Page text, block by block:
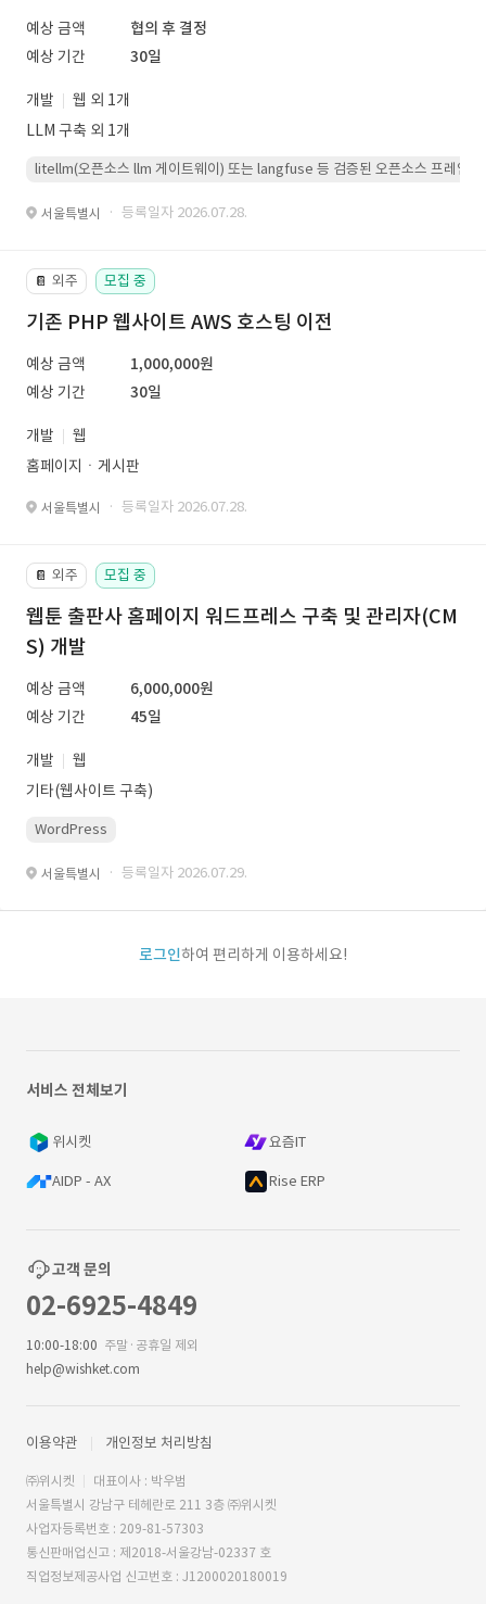
예상 금액
협의 후 결정
예상 기간
30일
개발
웹 외 1개
LLM 구축 외 1개
litellm(오픈소스 llm 게이트웨이) 또는 langfuse 등 검증된 오픈소스 프레임워
서울특별시 · 등록일자 2026.07.28.
📔 외주 모집 중
기존 PHP 웹사이트 AWS 호스팅 이전
예상 금액
1,000,000원
예상 기간
30일
개발
웹
홈페이지ㆍ게시판
서울특별시 · 등록일자 2026.07.28.
📔 외주 모집 중
웹툰 출판사 홈페이지 워드프레스 구축 및 관리자(CM
S) 개발
예상 금액
6,000,000원
예상 기간
45일
개발
웹
기타(웹사이트 구축)
WordPress
서울특별시 · 등록일자 2026.07.29.
로그인하여 편리하게 이용하세요!
서비스 전체보기
위시켓 요즘IT
AIDP - AX Rise ERP
고객 문의
02-6925-4849
10:00-18:00 주말·공휴일 제외
help@wishket.com
이용약관 개인정보 처리방침
㈜위시켓
대표이사 : 박우범
서울특별시 강남구 테헤란로 211 3층 ㈜위시켓
사업자등록번호 : 209-81-57303
통신판매업신고 : 제2018-서울강남-02337 호
직업정보제공사업 신고번호 : J1200020180019